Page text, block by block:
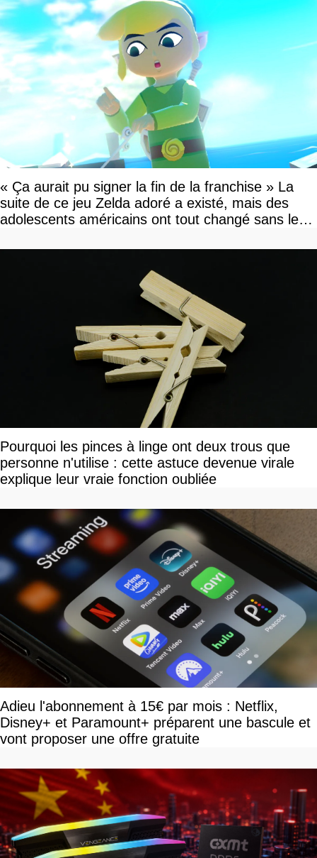
« Ça aurait pu signer la fin de la franchise » La
suite de ce jeu Zelda adoré a existé, mais des
adolescents américains ont tout changé sans le
Pourquoi les pinces à linge ont deux trous que
personne n'utilise : cette astuce devenue virale
explique leur vraie fonction oubliée
Adieu l'abonnement à 15€ par mois : Netflix,
Disney+ et Paramount+ préparent une bascule et
vont proposer une offre gratuite